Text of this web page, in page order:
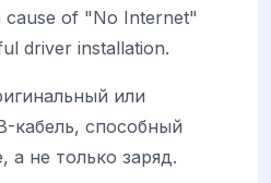
cause of "No Internet"
driver installation.
или
кабель, способный
а не только заряд.